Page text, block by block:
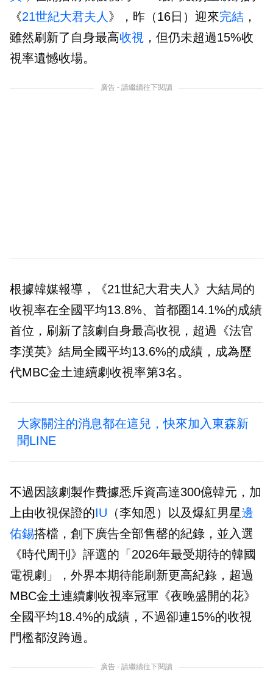
《21世紀大君夫人 》，昨（16日）迎來完結 ，
雖然刷新了自身最高收視 ，但仍未超過15%收
視率遺憾收場。
廣告 - 請繼續往下閱讀
根據韓媒報導，《21世紀大君夫人》大結局的
收視率在全國平均13.8%、首都圈14.1%的成績
首位，刷新了該劇自身最高收視，超過《法官
李漢英》結局全國平均13.6%的成績，成為歷
代MBC金土連續劇收視率第3名。
大家關注的消息都在這兒，快來加入東森新
聞LINE
不過因該劇製作費據悉斥資高達300億韓元，加
上由收視保證的IU （李知恩）以及爆紅男星邊
佑錫搭檔，創下廣告全部售罄的紀錄，並入選
《時代周刊》評選的「2026年最受期待的韓國
電視劇」，外界本期待能刷新更高紀錄，超過
MBC金土連續劇收視率冠軍《夜晚盛開的花》
全國平均18.4%的成績，不過卻連15%的收視
門檻都沒跨過。
廣告 - 請繼續往下閱讀